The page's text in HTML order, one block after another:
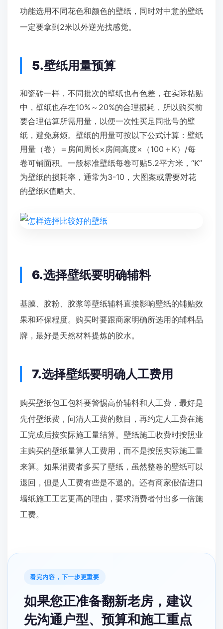
功能选用不同花色和颜色的壁纸，同时对中意的壁纸
一定要拿到2米以外逆光找感觉。
5.壁纸用量预算
和瓷砖一样，不同批次的壁纸也有色差，在实际粘贴
中，壁纸也存在10%～20%的合理损耗，所以购买前
要合理估算所需用量，以便一次性买足同批号的壁
纸，避免麻烦。壁纸的用量可按以下公式计算：壁纸
用量（卷）＝房间周长×房间高度×（100＋K）/每
卷可铺面积。一般标准壁纸每卷可贴5.2平方米，“K”
为壁纸的损耗率，通常为3-10，大图案或需要对花
的壁纸K值略大。
6.选择壁纸要明确辅料
基膜、胶粉、胶浆等壁纸辅料直接影响壁纸的铺贴效
果和环保程度。购买时要跟商家明确所选用的辅料品
牌，最好是天然材料提炼的胶水。
7.选择壁纸要明确人工费用
购买壁纸包工包料要警惕高价辅料和人工费，最好是
先付壁纸费，问清人工费的数目，再约定人工费在施
工完成后按实际施工量结算。壁纸施工收费时按照业
主购买的壁纸量算人工费用，而不是按照实际施工量
来算。如果消费者多买了壁纸，虽然整卷的壁纸可以
退回，但是人工费有些是不退的。还有商家假借进口
墙纸施工工艺更高的理由，要求消费者付出多一倍施
工费。
看完内容，下一步更重要
如果您正准备翻新老房，建议
先沟通户型、预算和施工重点